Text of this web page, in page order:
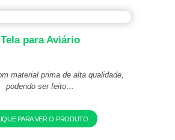
Tela para Aviário
material prima de alta qualidade,
podendo ser feito…
PARA VER O PRODUTO